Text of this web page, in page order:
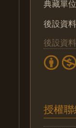
典藏單
後設資
後設資
授權